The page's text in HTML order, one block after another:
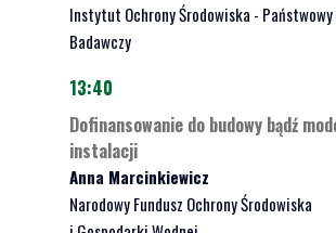
Instytut Ochrony Środowiska -
Badawczy
Anna Marcinkiewicz
Narodowy Fundusz Ochrony Środowiska
13:40
Dofinansowanie do budowy bądź
instalacji